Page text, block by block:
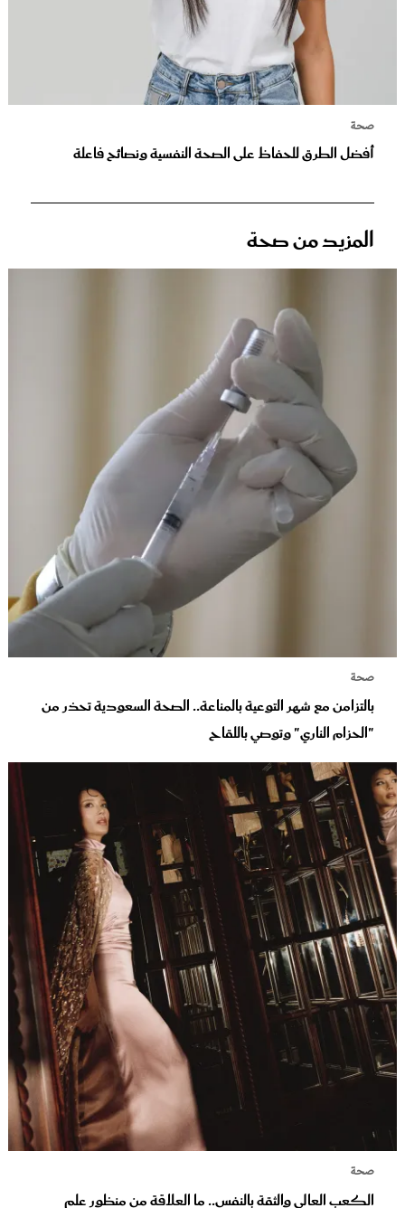
صحة
أفضل الطرق للحفاظ على الصحة النفسية ونصائح فاعلة
المزيد من صحة
صحة
بالتزامن مع شهر التوعية بالمناعة.. الصحة السعودية تحذر من
"الحزام الناري" وتوصي باللقاح
صحة
الكعب العالي والثقة بالنفس.. ما العلاقة من منظور علم